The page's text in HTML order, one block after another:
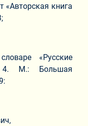
«Авторская книга
«Русские
4. М.: Большая